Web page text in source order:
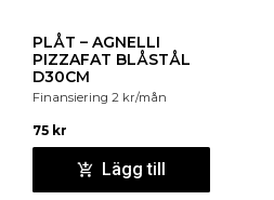
PLÅT – AGNELLI
PIZZAFAT BLÅSTÅL
D30CM
Finansiering 2 kr/mån
75 kr
Lägg till